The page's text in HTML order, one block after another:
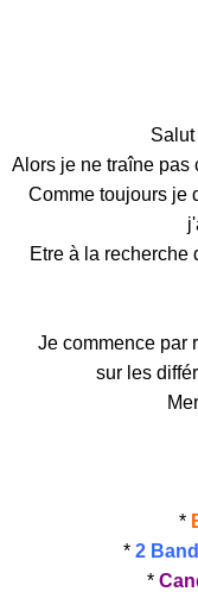
Alors je ne traîne pas
Comme toujours je
Etre à la recherche
Je commence par
sur les
*
* 2
*